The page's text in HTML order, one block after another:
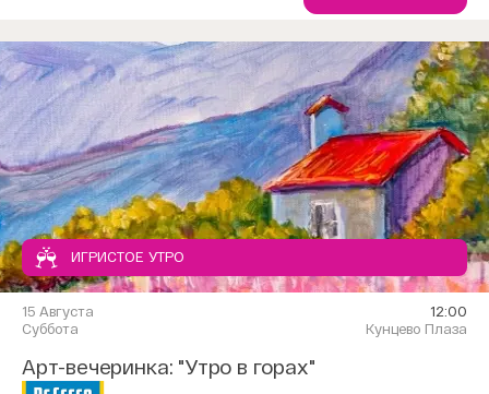
ИГРИСТОЕ УТРО
15 Августа
Суббота
12:00
Кунцево Плаза
Арт-вечеринка: "Утро в горах"